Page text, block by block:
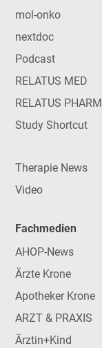
mol-onko
nextdoc
Podcast
RELATUS MED
RELATUS PHARM
Study Shortcut
Therapie News
Video
Fachmedien
AHOP-News
Ärzte Krone
Apotheker Krone
ARZT & PRAXIS
Ärztin+Kind